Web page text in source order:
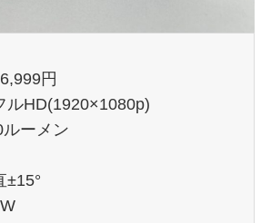
円
ルHD(1920×1080p)
ルーメン
±15°